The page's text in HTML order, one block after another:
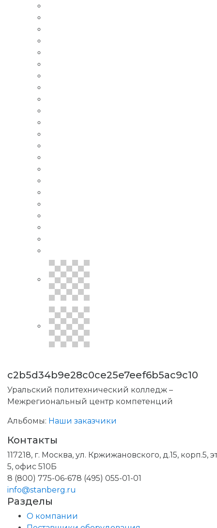
c2b5d34b9e28c0ce25e7eef6b5ac9c10
Уральский политехнический колледж –
Межрегиональный центр компетенций
Альбомы: Наши заказчики
Контакты
117218, г. Москва, ул. Кржижановского, д.15, корп.5,
5, офис 510Б
8 (800) 775-06-678 (495) 055-01-01
info@stanberg.ru
Разделы
О компании